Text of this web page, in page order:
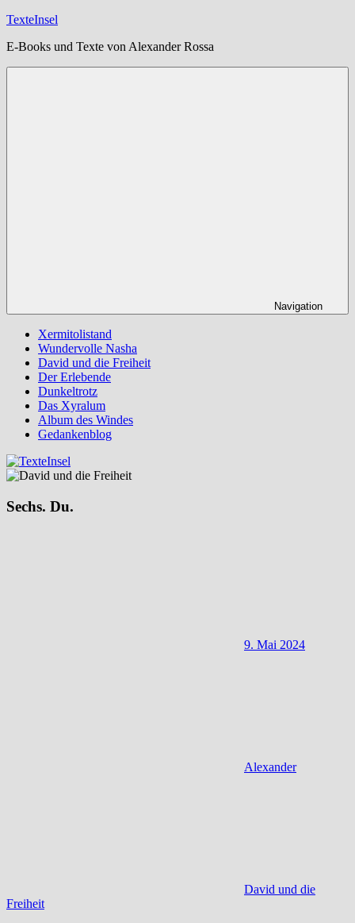
Zum
springen
TexteInsel
E-Books und Texte von Alexander Rossa
Navigation
Xermitolistand
Wundervolle Nasha
David und die Freiheit
Der Erlebende
Dunkeltrotz
Das Xyralum
Album des Windes
Gedankenblog
Sechs. Du.
9. Mai 2024
Alexander
David und die
Freiheit